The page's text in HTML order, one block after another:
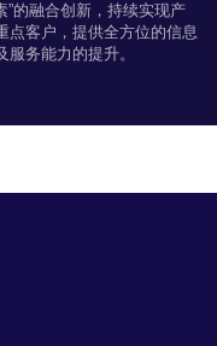
的融合创新，持续实现产
点客户，提供全方位的信息
务能力的提升。